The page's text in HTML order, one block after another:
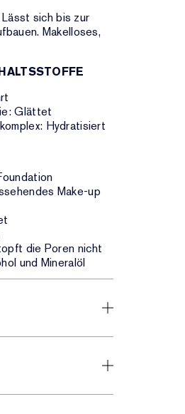
sich bis zur
Makelloses,
Glättet
Hydratisiert
Make-up
die Poren nicht
und Mineralöl